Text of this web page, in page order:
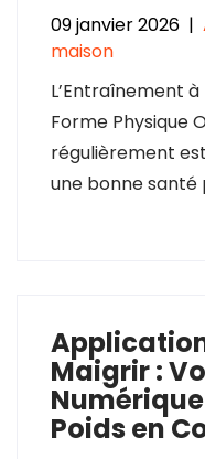
09 janvier 2026 |
maison
L’Entraînement
Forme Physique
régulièrement
une bonne santé
Maigrir :
Poids en